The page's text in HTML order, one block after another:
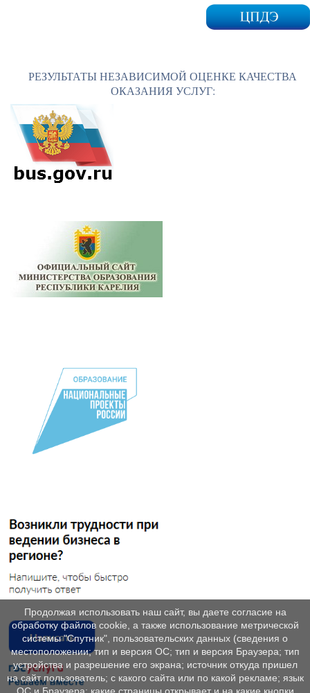
РЕЗУЛЬТАТЫ НЕЗАВИСИМОЙ ОЦЕНКЕ КАЧЕСТВА
ОКАЗАНИЯ УСЛУГ:
Продолжая использовать наш сайт, вы даете согласие на
обработку файлов cookie, а также использование метрической
системы "Спутник", пользовательских данных (сведения о
местоположении; тип и версия ОС; тип и версия Браузера; тип
устройства и разрешение его экрана; источник откуда пришел
на сайт пользователь; с какого сайта или по какой рекламе; язык